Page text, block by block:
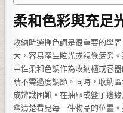
柔和色彩與充足
收納時選擇色調是很重要的學
大，容易產生眩光或視覺疲勞
中性柔和色調作為收納櫃或容
睛不需過度調節。同時，收納
成辨識困難。在抽屜或籃子邊
輩清楚看見每一件物品的位置